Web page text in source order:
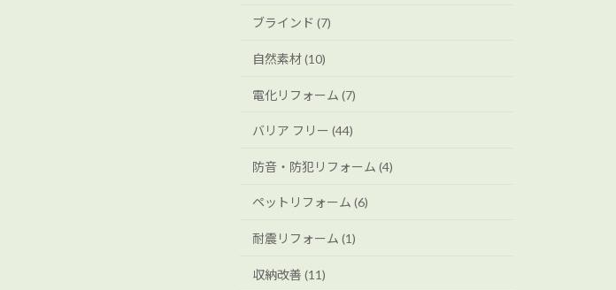
ブラインド (7)
自然素材 (10)
電化リフォーム (7)
バリア フリー (44)
防音・防犯リフォーム (4)
ペットリフォーム (6)
耐震リフォーム (1)
収納改善 (11)